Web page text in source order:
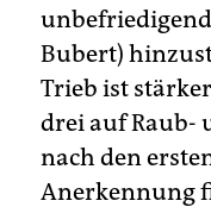
Bubert)
Trieb ist
drei auf Raub-
nach den
Anerkennung